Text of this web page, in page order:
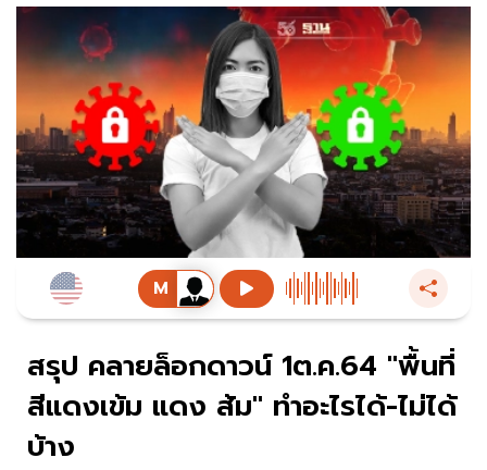
สรุป คลายล็อกดาวน์ 1ต.ค.64 "พื้นที่
สีแดงเข้ม แดง ส้ม" ทำอะไรได้-ไม่ได้
บ้าง